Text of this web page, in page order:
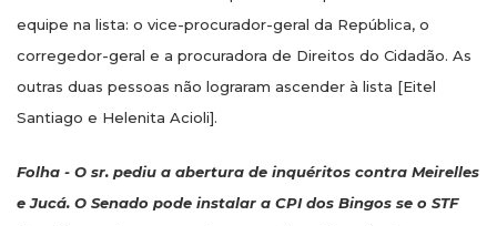
equipe na lista: o vice-procurador-geral da República, o
corregedor-geral e a procuradora de Direitos do Cidadão. As
outras duas pessoas não lograram ascender à lista [Eitel
Santiago e Helenita Acioli].
Folha - O sr. pediu a abertura de inquéritos contra Meirelles
e Jucá. O Senado pode instalar a CPI dos Bingos se o STF